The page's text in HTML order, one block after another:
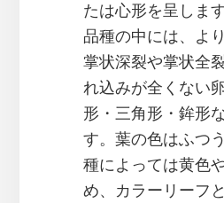
たは心形を呈しま
品種の中には、よ
掌状深裂や掌状全
れ込みが全くない
形・三角形・鉾形
す。葉の色はふつ
種によっては黄色
め、カラーリーフ